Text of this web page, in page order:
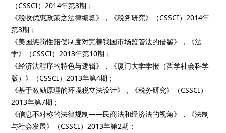
（CSSCI）2014年第3期；
《税收优惠政策之法律编纂》，《税务研究》（CSSCI）2014年
第3期；
《美国惩罚性赔偿制度对完善我国市场监管法的借鉴》，《法
学》（CSSCI）2013年第10期；
《经济法程序的特色与逻辑》，《厦门大学学报（哲学社会科学
版）》（CSSCI）2013年第4期；
《基于激励原理的环境税立法设计》，《税务研究》（CSSCI）
2013年第7期；
《信息不对称的法律规制——民商法和经济法的视角》，《法制
与社会发展》（CSSCI）2013年第2期；